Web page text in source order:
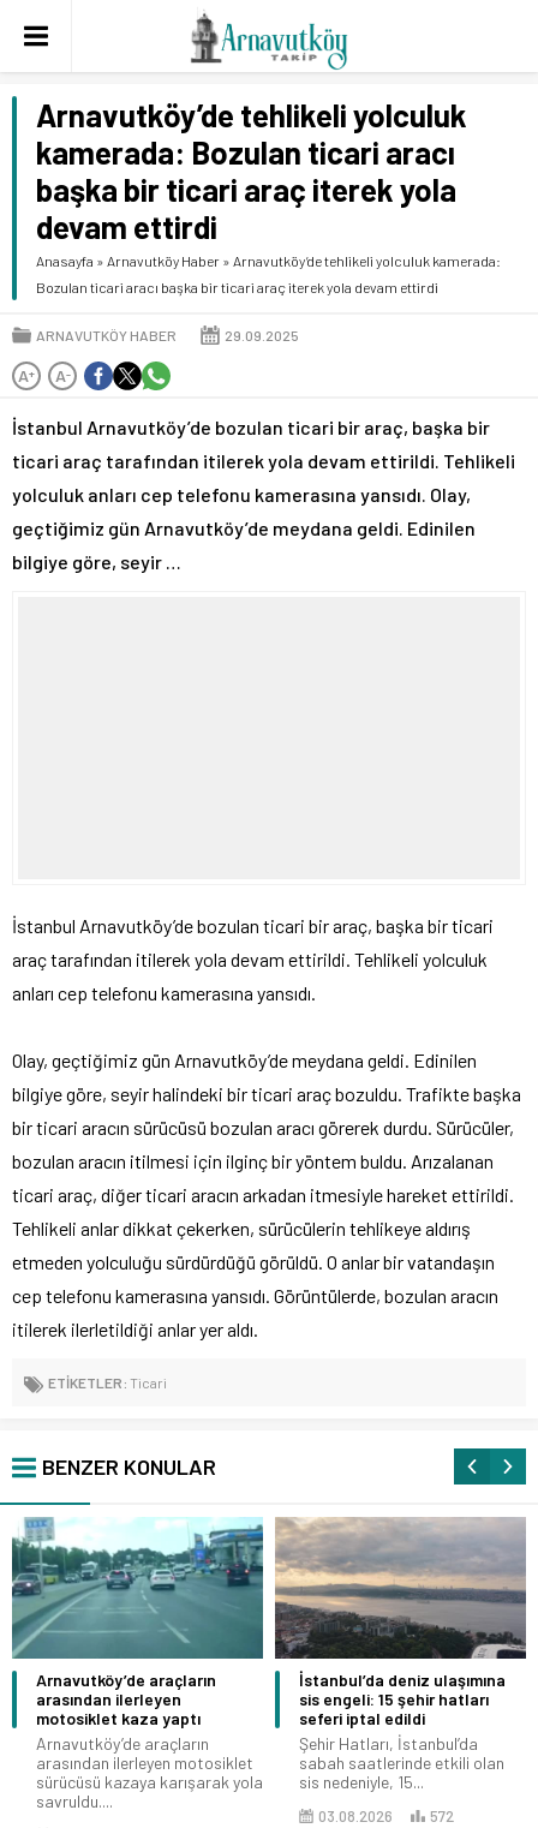
Arnavutköy’de tehlikeli yolculuk
kamerada: Bozulan ticari aracı
başka bir ticari araç iterek yola
devam ettirdi
Anasayfa » Arnavutköy Haber » Arnavutköy’de tehlikeli yolculuk kamerada:
Bozulan ticari aracı başka bir ticari araç iterek yola devam ettirdi
ARNAVUTKÖY HABER 29.09.2025
A+ A-
İstanbul Arnavutköy’de bozulan ticari bir araç, başka bir
ticari araç tarafından itilerek yola devam ettirildi. Tehlikeli
yolculuk anları cep telefonu kamerasına yansıdı. Olay,
geçtiğimiz gün Arnavutköy’de meydana geldi. Edinilen
bilgiye göre, seyir …
İstanbul Arnavutköy’de bozulan ticari bir araç, başka bir ticari
araç tarafından itilerek yola devam ettirildi. Tehlikeli yolculuk
anları cep telefonu kamerasına yansıdı.
Olay, geçtiğimiz gün Arnavutköy’de meydana geldi. Edinilen
bilgiye göre, seyir halindeki bir ticari araç bozuldu. Trafikte başka
bir ticari aracın sürücüsü bozulan aracı görerek durdu. Sürücüler,
bozulan aracın itilmesi için ilginç bir yöntem buldu. Arızalanan
ticari araç, diğer ticari aracın arkadan itmesiyle hareket ettirildi.
Tehlikeli anlar dikkat çekerken, sürücülerin tehlikeye aldırış
etmeden yolculuğu sürdürdüğü görüldü. O anlar bir vatandaşın
cep telefonu kamerasına yansıdı. Görüntülerde, bozulan aracın
itilerek ilerletildiği anlar yer aldı.
ETİKETLER: Ticari
BENZER KONULAR
Arnavutköy’de araçların
arasından ilerleyen
motosiklet kaza yaptı
Arnavutköy’de araçların
arasından ilerleyen motosiklet
sürücüsü kazaya karışarak yola
savruldu....
İstanbul’da deniz ulaşımına
sis engeli: 15 şehir hatları
seferi iptal edildi
Şehir Hatları, İstanbul’da
sabah saatlerinde etkili olan
sis nedeniyle, 15...
03.08.2026 572